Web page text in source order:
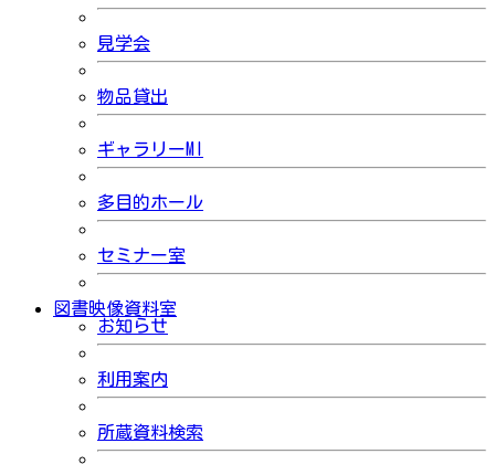
見学会
物品貸出
ギャラリーMI
多目的ホール
セミナー室
図書映像資料室
お知らせ
利用案内
所蔵資料検索